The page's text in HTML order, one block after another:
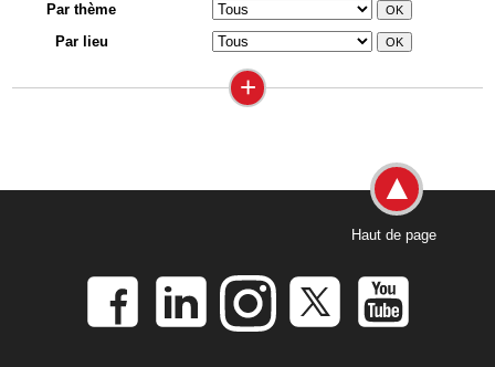
Par thème
Par lieu
+
Haut de page